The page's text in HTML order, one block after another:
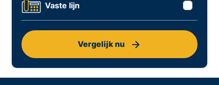
Vaste lijn
Vergelijk nu